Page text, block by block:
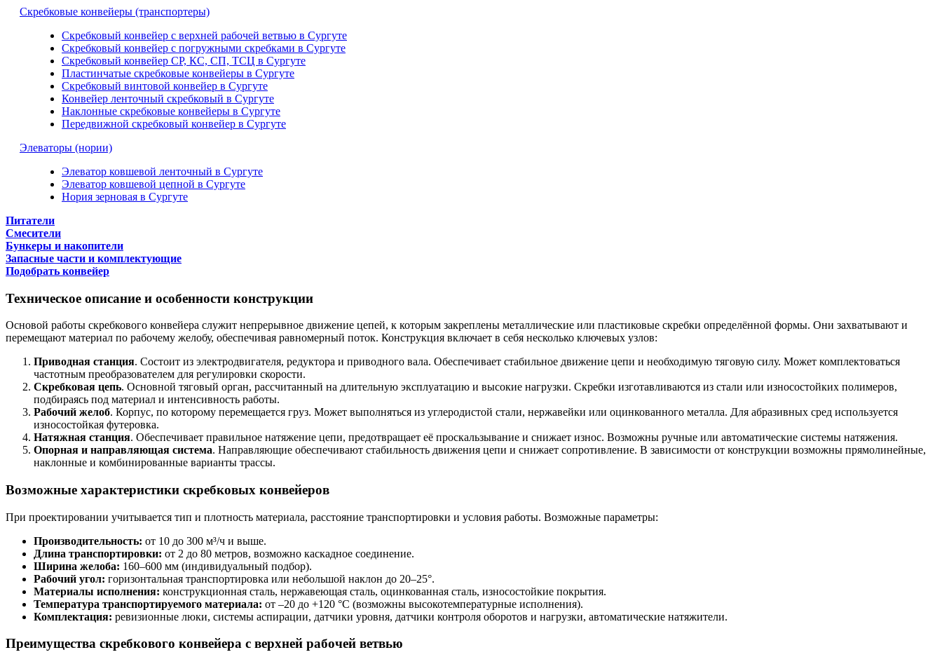
Скребковые конвейеры (транспортеры)
Скребковый конвейер с верхней рабочей ветвью в Сургуте
Скребковый конвейер с погружными скребками в Сургуте
Скребковый конвейер СР, КС, СП, ТСЦ в Сургуте
Пластинчатые скребковые конвейеры в Сургуте
Скребковый винтовой конвейер в Сургуте
Конвейер ленточный скребковый в Сургуте
Наклонные скребковые конвейеры в Сургуте
Передвижной скребковый конвейер в Сургуте
Элеваторы (нории)
Элеватор ковшевой ленточный в Сургуте
Элеватор ковшевой цепной в Сургуте
Нория зерновая в Сургуте
Питатели
Смесители
Бункеры и накопители
Запасные части и комплектующие
Подобрать конвейер
Техническое описание и особенности конструкции
Основой работы скребкового конвейера служит непрерывное движение цепей, к которым закреплены металлические или пластиковые скребки определённой формы. Они захватывают и
перемещают материал по рабочему желобу, обеспечивая равномерный поток. Конструкция включает в себя несколько ключевых узлов:
Приводная станция. Состоит из электродвигателя, редуктора и приводного вала. Обеспечивает стабильное движение цепи и необходимую тяговую силу. Может комплектоваться
частотным преобразователем для регулировки скорости.
Скребковая цепь. Основной тяговый орган, рассчитанный на длительную эксплуатацию и высокие нагрузки. Скребки изготавливаются из стали или износостойких полимеров,
подбираясь под материал и интенсивность работы.
Рабочий желоб. Корпус, по которому перемещается груз. Может выполняться из углеродистой стали, нержавейки или оцинкованного металла. Для абразивных сред используется
износостойкая футеровка.
Натяжная станция. Обеспечивает правильное натяжение цепи, предотвращает её проскальзывание и снижает износ. Возможны ручные или автоматические системы натяжения.
Опорная и направляющая система. Направляющие обеспечивают стабильность движения цепи и снижает сопротивление. В зависимости от конструкции возможны прямолинейные,
наклонные и комбинированные варианты трассы.
Возможные характеристики скребковых конвейеров
При проектировании учитывается тип и плотность материала, расстояние транспортировки и условия работы. Возможные параметры:
Производительность: от 10 до 300 м³/ч и выше.
Длина транспортировки: от 2 до 80 метров, возможно каскадное соединение.
Ширина желоба: 160–600 мм (индивидуальный подбор).
Рабочий угол: горизонтальная транспортировка или небольшой наклон до 20–25°.
Материалы исполнения: конструкционная сталь, нержавеющая сталь, оцинкованная сталь, износостойкие покрытия.
Температура транспортируемого материала: от –20 до +120 °C (возможны высокотемпературные исполнения).
Комплектация: ревизионные люки, системы аспирации, датчики уровня, датчики контроля оборотов и нагрузки, автоматические натяжители.
Преимущества скребкового конвейера с верхней рабочей ветвью